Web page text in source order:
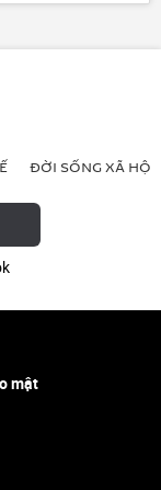
ĐỜI SỐNG XÃ HỘI
mật